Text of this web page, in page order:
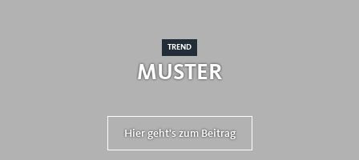
TREND
MUSTER
Hier geht's zum Beitrag